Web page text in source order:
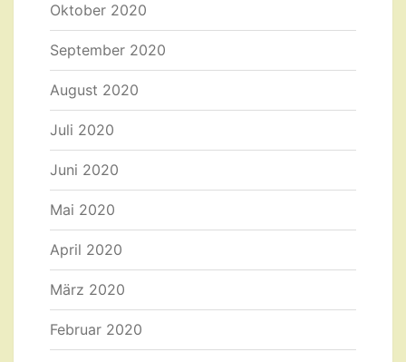
Oktober 2020
September 2020
August 2020
Juli 2020
Juni 2020
Mai 2020
April 2020
März 2020
Februar 2020